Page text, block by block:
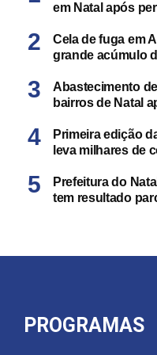
em Natal após
Cela de fuga em
grande acúmulo
Abastecimento
bairros de Natal
Primeira edição
leva milhares de
Prefeitura do
tem resultado
PROGRAMAS